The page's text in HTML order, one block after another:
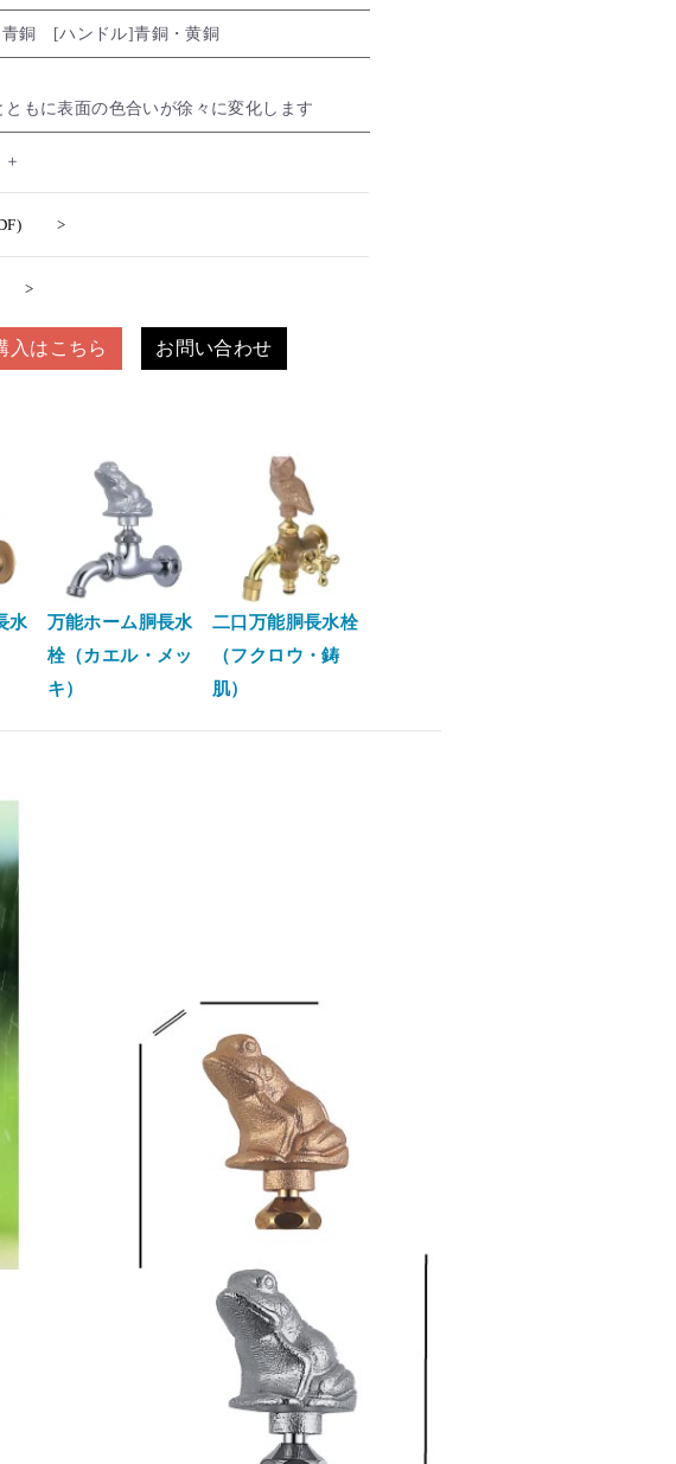
銅 [ハンドル]青銅・黄銅
ともに表面の色合いが徐々に変化します
入はこちら お問い合わせ
水
万能ホーム胴長水
栓（カエル・メッ
キ）
二口万能胴長水栓
（フクロウ・鋳
肌）